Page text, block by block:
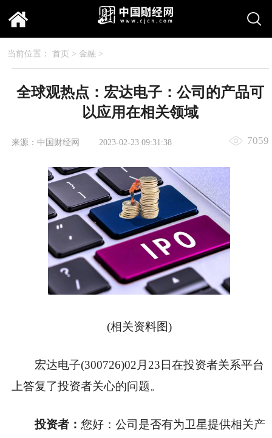
当前位置： 首页 > 金融 >
全球观热点：宏达电子：公司的产品可
以应用在相关领域
来源：中国财经网 2023-02-23 09:31:38 7059
(相关资料图)
宏达电子(300726)02月23日在投资者关系平台
上答复了投资者关心的问题。
投资者：您好：公司是否有为卫星提供相关产